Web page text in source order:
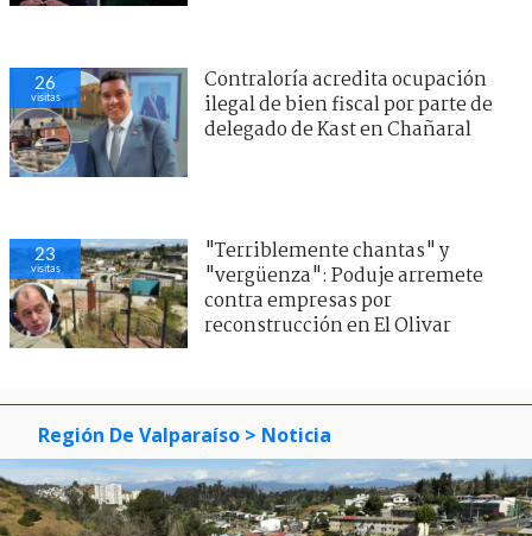
26
visitas
Contraloría acredita ocupación
ilegal de bien fiscal por parte de
delegado de Kast en Chañaral
23
visitas
"Terriblemente chantas" y
"vergüenza": Poduje arremete
contra empresas por
reconstrucción en El Olivar
Región De Valparaíso > Noticia